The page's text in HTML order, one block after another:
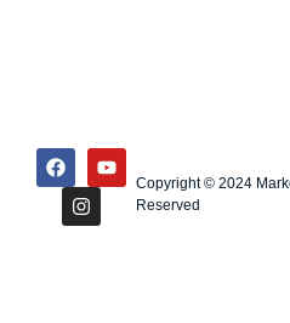
Copyright © 2024
Reserved